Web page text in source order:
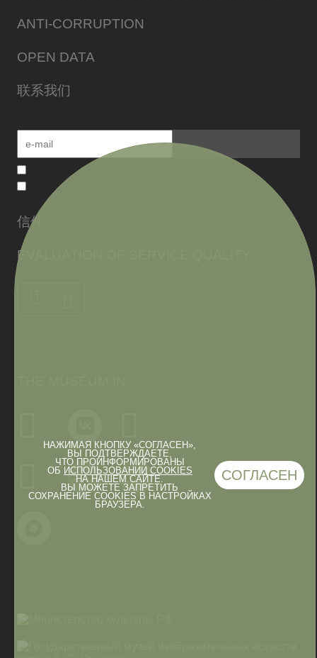
НАЖИМАЯ КНОПКУ «СОГЛАСЕН»,
ВЫ ПОДТВЕРЖДАЕТЕ,
ЧТО ПРОИНФОРМИРОВАНЫ
ОБ ИСПОЛЬЗОВАНИИ COOKIES
НА НАШЕМ САЙТЕ.
ВЫ МОЖЕТЕ ЗАПРЕТИТЬ
СОХРАНЕНИЕ COOKIES В НАСТРОЙКАХ
БРАУЗЕРА.
СОГЛАСЕН
ANTI-CORRUPTION
OPEN DATA
联系我们
信件
EVALUATION OF SERVICE QUALITY